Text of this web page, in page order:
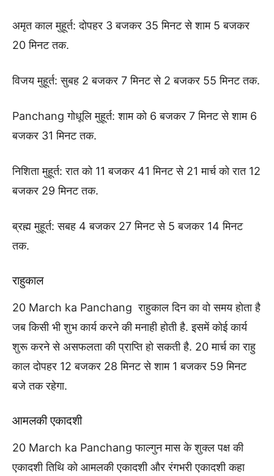
अमृत काल मुहूर्त: दोपहर 3 बजकर 35 मिनट से शाम 5 बजकर
20 मिनट तक.
विजय मुहूर्त: सुबह 2 बजकर 7 मिनट से 2 बजकर 55 मिनट तक.
Panchang गोधूलि मुहूर्त: शाम को 6 बजकर 7 मिनट से शाम 6
बजकर 31 मिनट तक.
निशिता मुहूर्त: रात को 11 बजकर 41 मिनट से 21 मार्च को रात 12
बजकर 29 मिनट तक.
ब्रह्म मुहूर्त: सबह 4 बजकर 27 मिनट से 5 बजकर 14 मिनट
तक.
राहुकाल
20 March ka Panchang राहुकाल दिन का वो समय होता है
जब किसी भी शुभ कार्य करने की मनाही होती है. इसमें कोई कार्य
शुरू करने से असफलता की प्राप्ति हो सकती है. 20 मार्च का राहु
काल दोपहर 12 बजकर 28 मिनट से शाम 1 बजकर 59 मिनट
बजे तक रहेगा.
आमलकी एकादशी
20 March ka Panchang फाल्गुन मास के शुक्ल पक्ष की
एकादशी तिथि को आमलकी एकादशी और रंगभरी एकादशी कहा